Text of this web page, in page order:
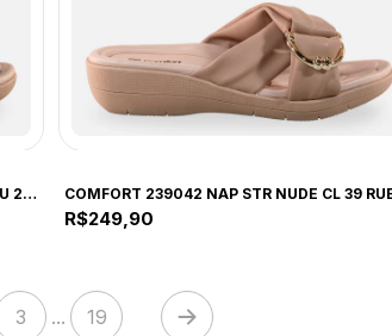
COMFORT 239042 NAP STR CACAU 40 CAU 239042 CACAU
R$249,90
3 ... 19